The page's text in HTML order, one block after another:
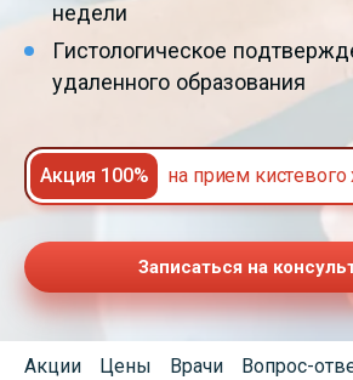
недели
Гистологическое
удаленного образования
Акция 100% на прием кистевого
Записаться на
Акции Цены Врачи Вопрос-